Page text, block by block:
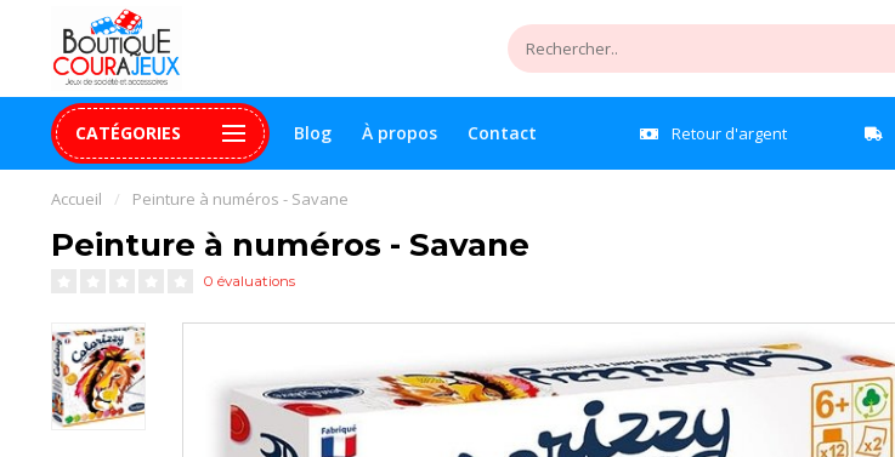
CATÉGORIES Blog À propos Contact
99$+ Paiement 100% sécurisé Assistance digitale Retour d'argent
Accueil / Peinture à numéros - Savane
Peinture à numéros - Savane
0 évaluations